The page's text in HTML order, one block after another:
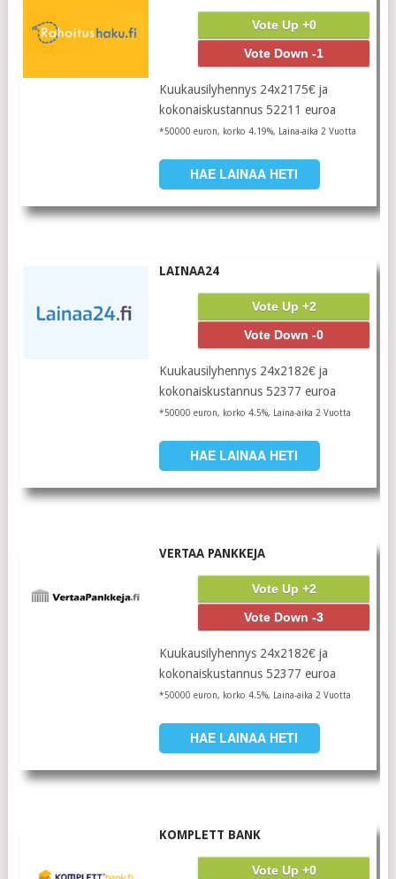
Vote Up +0
Vote Down -1
Kuukausilyhennys 24x2175€ ja
kokonaiskustannus 52211 euroa
*50000 euron, korko 4.19%, Laina-aika 2 Vuotta
HAE LAINAA HETI
LAINAA24
Vote Up +2
Vote Down -0
Kuukausilyhennys 24x2182€ ja
kokonaiskustannus 52377 euroa
*50000 euron, korko 4.5%, Laina-aika 2 Vuotta
HAE LAINAA HETI
VERTAA PANKKEJA
Vote Up +2
Vote Down -3
Kuukausilyhennys 24x2182€ ja
kokonaiskustannus 52377 euroa
*50000 euron, korko 4.5%, Laina-aika 2 Vuotta
HAE LAINAA HETI
KOMPLETT BANK
Vote Up +0